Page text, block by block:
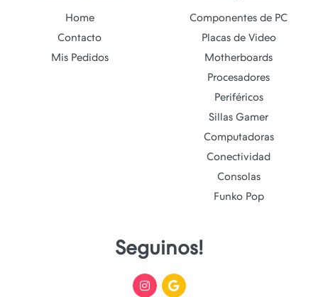
Home
Contacto
Mis Pedidos
Componentes de PC
Placas de Video
Motherboards
Procesadores
Periféricos
Sillas Gamer
Computadoras
Conectividad
Consolas
Funko Pop
Seguinos!